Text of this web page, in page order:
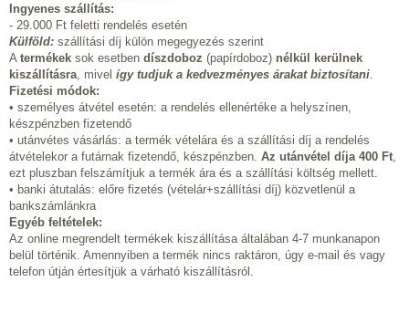
Ingyenes szállítás:
- 29.000 Ft feletti rendelés esetén
Külföld: szállítási díj külön megegyezés szerint
A termékek sok esetben díszdoboz (papírdoboz) nélkül kerülnek
kiszállításra, mivel így tudjuk a kedvezményes árakat biztosítani.
Fizetési módok:
• személyes átvétel esetén: a rendelés ellenértéke a helyszínen,
készpénzben fizetendő
• utánvétes vásárlás: a termék vételára és a szállítási díj a rendelés
átvételekor a futárnak fizetendő, készpénzben. Az utánvétel díja 400 Ft,
ezt pluszban felszámítjuk a termék ára és a szállítási költség mellett.
• banki átutalás: előre fizetés (vételár+szállítási díj) közvetlenül a
bankszámlánkra
Egyéb feltételek:
Az online megrendelt termékek kiszállítása általában 4-7 munkanapon
belül történik. Amennyiben a termék nincs raktáron, úgy e-mail és vagy
telefon útján értesítjük a várható kiszállításról.